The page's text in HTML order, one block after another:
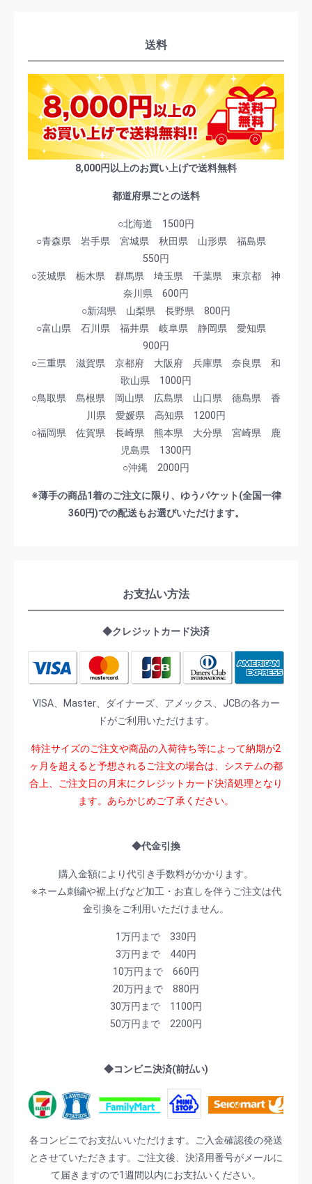
送料
8,000円以上のお買い上げで送料無料
都道府県ごとの送料
○北海道 1500円
○青森県 岩手県 宮城県 秋田県 山形県 福島県
550円
○茨城県 栃木県 群馬県 埼玉県 千葉県 東京都 神
奈川県 600円
○新潟県 山梨県 長野県 800円
○富山県 石川県 福井県 岐阜県 静岡県 愛知県
900円
○三重県 滋賀県 京都府 大阪府 兵庫県 奈良県 和
歌山県 1000円
○鳥取県 島根県 岡山県 広島県 山口県 徳島県 香
川県 愛媛県 高知県 1200円
○福岡県 佐賀県 長崎県 熊本県 大分県 宮崎県 鹿
児島県 1300円
○沖縄 2000円
※薄手の商品1着のご注文に限り、ゆうパケット(全国一律
360円)での配送もお選びいただけます。
お支払い方法
◆クレジットカード決済
VISA、Master、ダイナーズ、アメックス、JCBの各カー
ドがご利用いただけます。
特注サイズのご注文や商品の入荷待ち等によって納期が2
ヶ月を超えると予想されるご注文の場合は、システムの都
合上、ご注文日の月末にクレジットカード決済処理となり
ます。あらかじめご了承ください。
◆代金引換
購入金額により代引き手数料がかかります。
※ネーム刺繍や裾上げなど加工・お直しを伴うご注文は代
金引換をご利用いただけません。
1万円まで 330円
3万円まで 440円
10万円まで 660円
20万円まで 880円
30万円まで 1100円
50万円まで 2200円
◆コンビニ決済(前払い)
各コンビニでお支払いいただけます。ご入金確認後の発送
とさせていただきます。ご注文後、決済用番号がメールに
て届きますので1週間以内にお支払いください。